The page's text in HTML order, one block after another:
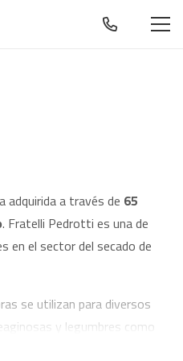
adquirida a través de 65
. Fratelli Pedrotti es una de
en el sector del secado de
se utilizan para diversos
y legumbres como
las judías, etc.